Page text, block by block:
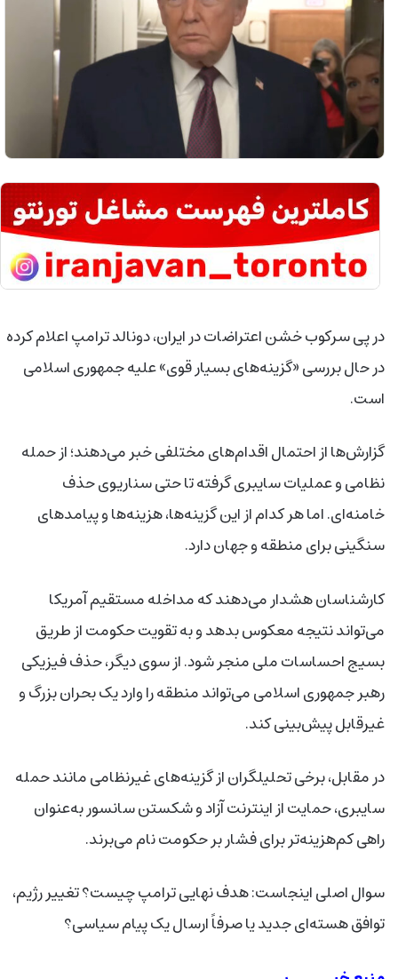
در پی سرکوب خشن اعتراضات در ایران، دونالد ترامپ اعلام کرده
در حال بررسی «گزینه‌های بسیار قوی» علیه جمهوری اسلامی
است.
گزارش‌ها از احتمال اقدام‌های مختلفی خبر می‌دهند؛ از حمله
نظامی و عملیات سایبری گرفته تا حتی سناریوی حذف
خامنه‌ای. اما هر کدام از این گزینه‌ها، هزینه‌ها و پیامدهای
سنگینی برای منطقه و جهان دارد.
کارشناسان هشدار می‌دهند که مداخله مستقیم آمریکا
می‌تواند نتیجه معکوس بدهد و به تقویت حکومت از طریق
بسیج احساسات ملی منجر شود. از سوی دیگر، حذف فیزیکی
رهبر جمهوری اسلامی می‌تواند منطقه را وارد یک بحران بزرگ و
غیرقابل پیش‌بینی کند.
در مقابل، برخی تحلیلگران از گزینه‌های غیرنظامی مانند حمله
سایبری، حمایت از اینترنت آزاد و شکستن سانسور به‌عنوان
راهی کم‌هزینه‌تر برای فشار بر حکومت نام می‌برند.
سوال اصلی اینجاست: هدف نهایی ترامپ چیست؟ تغییر رژیم،
توافق هسته‌ای جدید یا صرفاً ارسال یک پیام سیاسی؟